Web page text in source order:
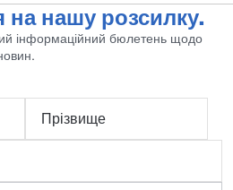
на нашу розсилку.
інформаційний бюлетень щодо
Прізвище